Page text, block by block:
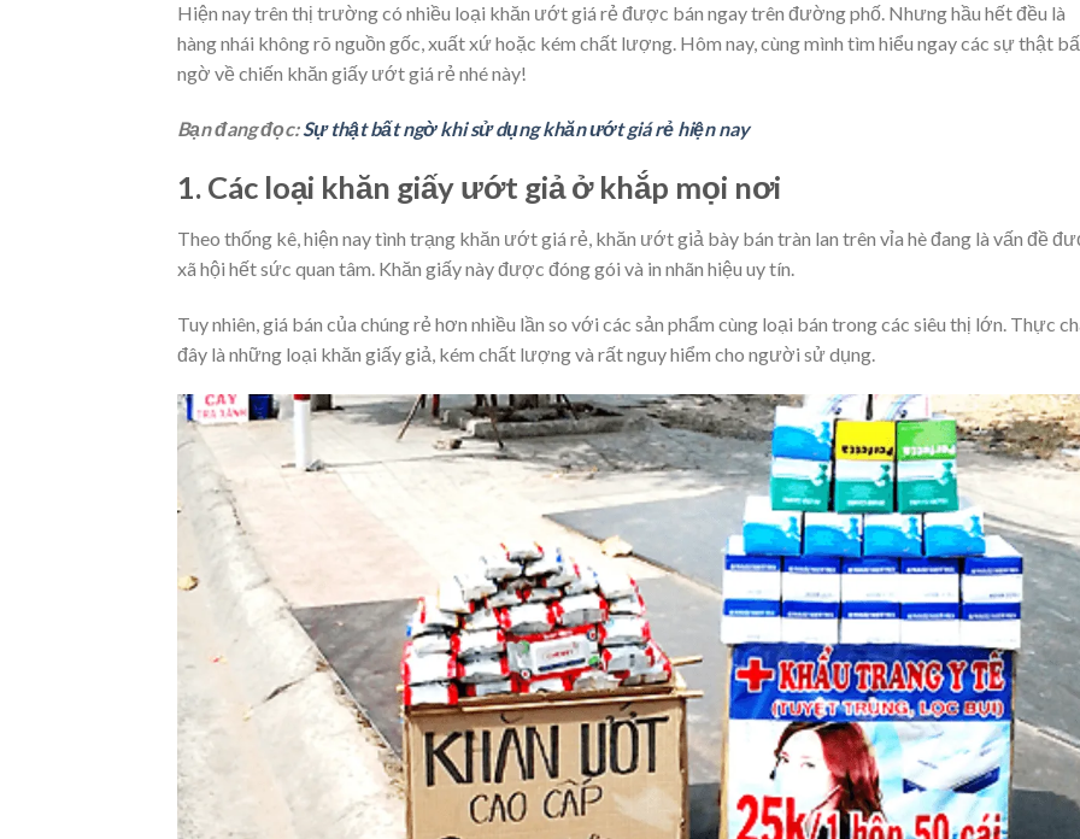
Hiện nay trên thị trường có nhiều loại khăn ướt giá rẻ được bán ngay trên đường phố. Nhưng hầu hết đều là
hàng nhái không rõ nguồn gốc, xuất xứ hoặc kém chất lượng. Hôm nay, cùng mình tìm hiểu ngay các sự thật
ngờ về chiến khăn giấy ướt giá rẻ nhé này!
Bạn đang đọc:Sự thật bất ngờ khi sử dụng khăn ướt giá rẻ hiện nay
1. Các loại khăn giấy ướt giả ở khắp mọi nơi
Theo thống kê, hiện nay tình trạng khăn ướt giá rẻ, khăn ướt giả bày bán tràn lan trên vỉa hè đang là vấn đề
xã hội hết sức quan tâm. Khăn giấy này được đóng gói và in nhãn hiệu uy tín.
Tuy nhiên, giá bán của chúng rẻ hơn nhiều lần so với các sản phẩm cùng loại bán trong các siêu thị lớn. Thực
đây là những loại khăn giấy giả, kém chất lượng và rất nguy hiểm cho người sử dụng.